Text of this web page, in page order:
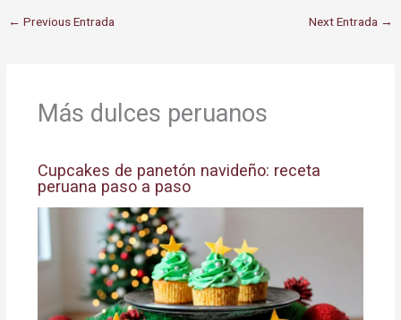
← Previous Entrada Next Entrada →
Más dulces peruanos
Cupcakes de panetón navideño: receta
peruana paso a paso